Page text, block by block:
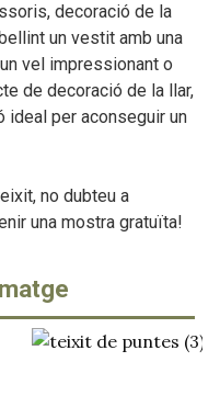
decoració de la
un vestit amb una
vel impressionant o
de decoració de la llar,
per aconseguir un
no dubteu a
una mostra gratuïta!